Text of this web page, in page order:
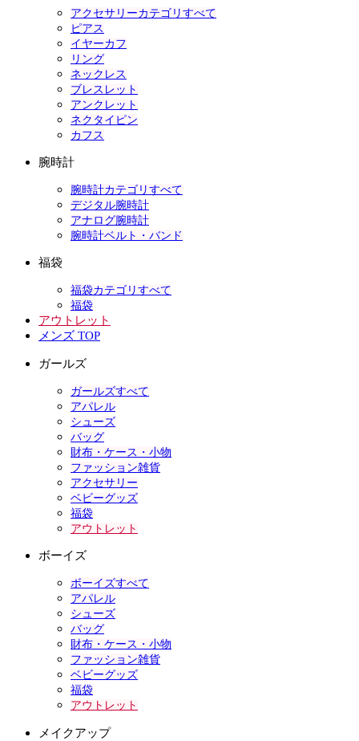
アクセサリーカテゴリすべて
ピアス
イヤーカフ
リング
ネックレス
ブレスレット
アンクレット
ネクタイピン
カフス
腕時計
腕時計カテゴリすべて
デジタル腕時計
アナログ腕時計
腕時計ベルト・バンド
福袋
福袋カテゴリすべて
福袋
アウトレット
メンズ TOP
ガールズ
ガールズすべて
アパレル
シューズ
バッグ
財布・ケース・小物
ファッション雑貨
アクセサリー
ベビーグッズ
福袋
アウトレット
ボーイズ
ボーイズすべて
アパレル
シューズ
バッグ
財布・ケース・小物
ファッション雑貨
ベビーグッズ
福袋
アウトレット
メイクアップ